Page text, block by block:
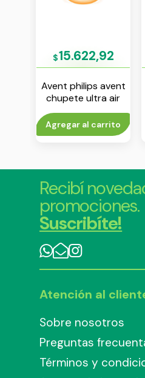
$15.622,92
Avent philips avent
chupete ultra air
“animals” 6-18 m
nene env x 1
Agregar al carrito
Recibí
promociones.
Suscribíte!
Atención al
Sobre nosotros
Preguntas
Términos y